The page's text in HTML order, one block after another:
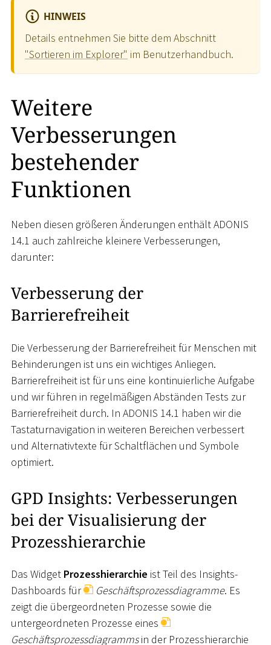
HINWEIS
Details entnehmen Sie bitte dem Abschnitt
"Sortieren im Explorer" im Benutzerhandbuch.
Weitere
Verbesserungen
bestehender
Funktionen
Neben diesen größeren Änderungen enthält ADONIS
14.1 auch zahlreiche kleinere Verbesserungen,
darunter:
Verbesserung der
Barrierefreiheit
Die Verbesserung der Barrierefreiheit für Menschen mit
Behinderungen ist uns ein wichtiges Anliegen.
Barrierefreiheit ist für uns eine kontinuierliche Aufgabe
und wir führen in regelmäßigen Abständen Tests zur
Barrierefreiheit durch. In ADONIS 14.1 haben wir die
Tastaturnavigation in weiteren Bereichen verbessert
und Alternativtexte für Schaltflächen und Symbole
optimiert.
GPD Insights: Verbesserungen
bei der Visualisierung der
Prozesshierarchie
Das Widget Prozesshierarchie ist Teil des Insights-
Dashboards für
Geschäftsprozessdiagramme. Es
zeigt die übergeordneten Prozesse sowie die
untergeordneten Prozesse eines
Geschäftsprozessdiagrammsin der Prozesshierarchie